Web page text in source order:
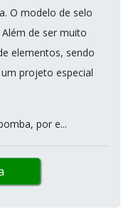
O modelo de selo
de ser muito
elementos, sendo
projeto especial
por e...